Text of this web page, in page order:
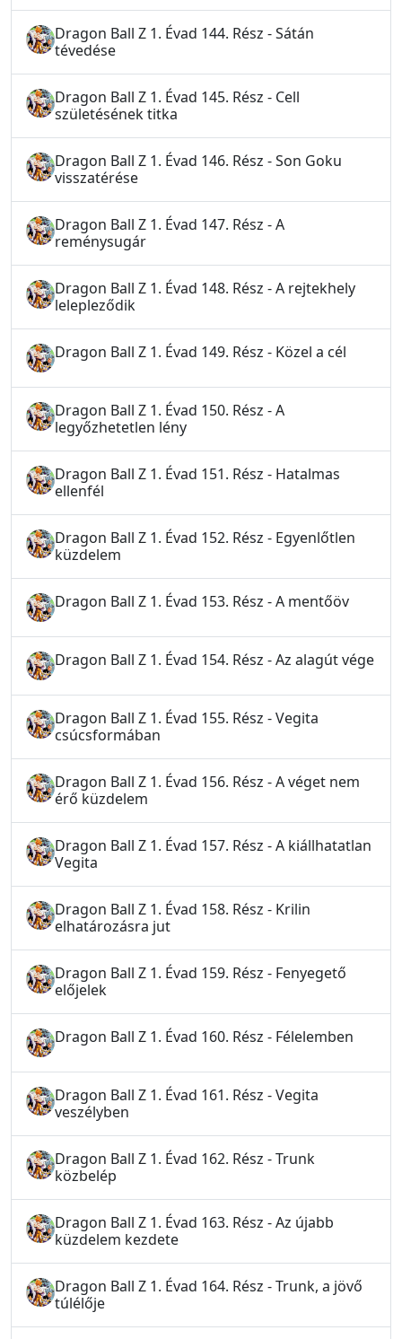
Dragon Ball Z 1. Évad 144. Rész - Sátán
tévedése
Dragon Ball Z 1. Évad 145. Rész - Cell
születésének titka
Dragon Ball Z 1. Évad 146. Rész - Son Goku
visszatérése
Dragon Ball Z 1. Évad 147. Rész - A
reménysugár
Dragon Ball Z 1. Évad 148. Rész - A rejtekhely
lelepleződik
Dragon Ball Z 1. Évad 149. Rész - Közel a cél
Dragon Ball Z 1. Évad 150. Rész - A
legyőzhetetlen lény
Dragon Ball Z 1. Évad 151. Rész - Hatalmas
ellenfél
Dragon Ball Z 1. Évad 152. Rész - Egyenlőtlen
küzdelem
Dragon Ball Z 1. Évad 153. Rész - A mentőöv
Dragon Ball Z 1. Évad 154. Rész - Az alagút vége
Dragon Ball Z 1. Évad 155. Rész - Vegita
csúcsformában
Dragon Ball Z 1. Évad 156. Rész - A véget nem
érő küzdelem
Dragon Ball Z 1. Évad 157. Rész - A kiállhatatlan
Vegita
Dragon Ball Z 1. Évad 158. Rész - Krilin
elhatározásra jut
Dragon Ball Z 1. Évad 159. Rész - Fenyegető
előjelek
Dragon Ball Z 1. Évad 160. Rész - Félelemben
Dragon Ball Z 1. Évad 161. Rész - Vegita
veszélyben
Dragon Ball Z 1. Évad 162. Rész - Trunk
közbelép
Dragon Ball Z 1. Évad 163. Rész - Az újabb
küzdelem kezdete
Dragon Ball Z 1. Évad 164. Rész - Trunk, a jövő
túlélője